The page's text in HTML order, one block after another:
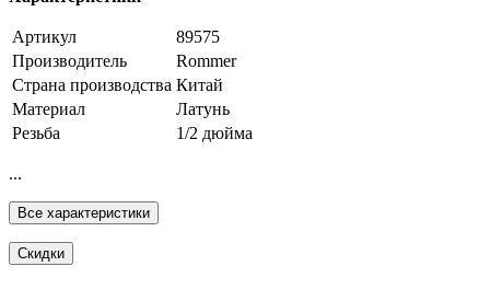
Артикул
89575
Производитель
Rommer
Страна производства Китай
Материал
Латунь
Резьба
1/2 дюйма
...
Все характеристики
Скидки